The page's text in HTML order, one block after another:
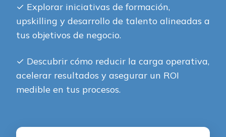
✓ Explorar iniciativas de formación,
upskilling y desarrollo de talento alineadas a
tus objetivos de negocio.
✓ Descubrir cómo reducir la carga operativa,
acelerar resultados y asegurar un ROI
medible en tus procesos.